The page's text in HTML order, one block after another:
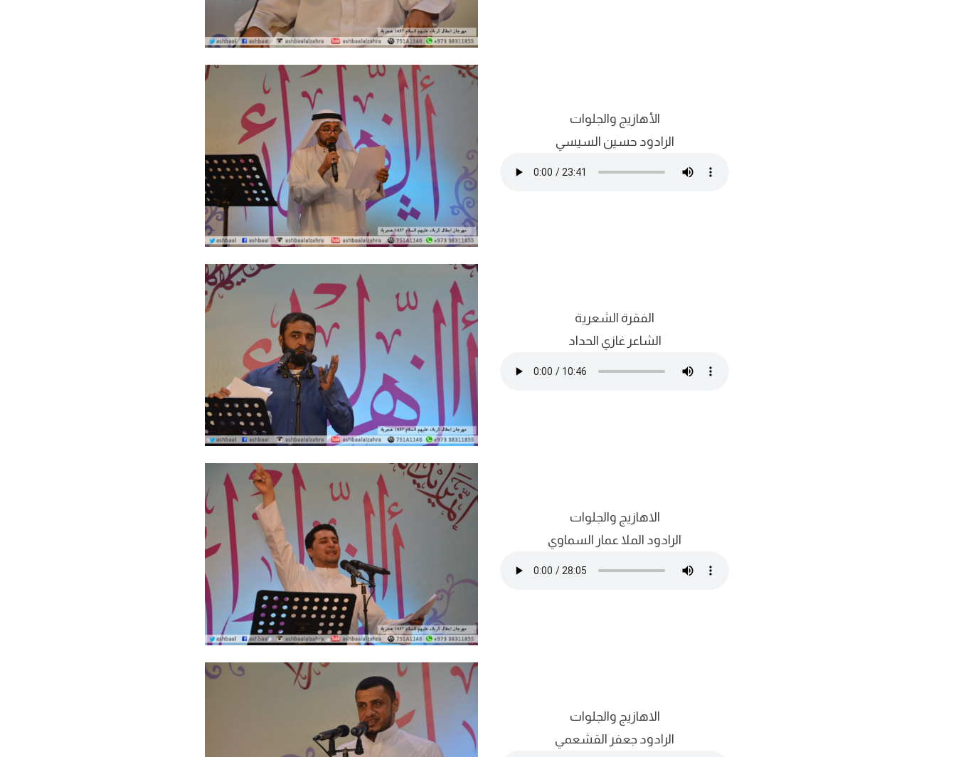
الأهازيج والجلوات
الرادود حسين السيسي
الفقرة الشعرية
الشاعر غازي الحداد
الاهازيج والجلوات
الرادود الملا عمار السماوي
الاهازيج والجلوات
الرادود جعفر القشعمي